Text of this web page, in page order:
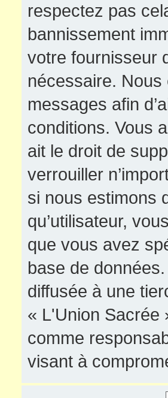
respectez pas
bannissement
votre fournisseur
nécessaire. Nous
messages afin
conditions. Vous
ait le droit de
verrouiller
si nous estimons
qu’utilisateur,
que vous avez
base de
diffusée à une
« L'Union Sacrée
comme
visant à